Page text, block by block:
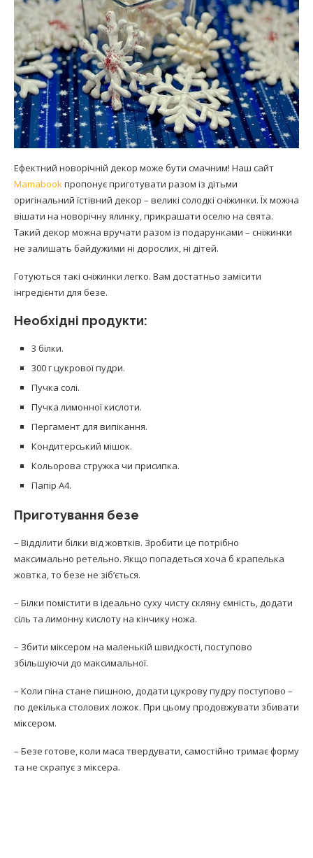
Ефектний новорічній декор може бути смачним! Наш сайт
Mamabook пропонує приготувати разом із дітьми
оригінальний їстівний декор – великі солодкі сніжинки. Їх можна
вішати на новорічну ялинку, прикрашати оселю на свята.
Такий декор можна вручати разом із подарунками – сніжинки
не залишать байдужими ні дорослих, ні дітей.
Готуються такі сніжинки легко. Вам достатньо замісити
інгредієнти для безе.
Необхідні продукти:
3 білки.
300 г цукрової пудри.
Пучка солі.
Пучка лимонної кислоти.
Пергамент для випікання.
Кондитерський мішок.
Кольорова стружка чи присипка.
Папір А4.
Приготування безе
– Відділити білки від жовтків. Зробити це потрібно
максимально ретельно. Якщо попадеться хоча б крапелька
жовтка, то безе не зіб’ється.
– Білки помістити в ідеально суху чисту скляну ємність, додати
сіль та лимонну кислоту на кінчику ножа.
– Збити міксером на маленькій швидкості, поступово
збільшуючи до максимальної.
– Коли піна стане пишною, додати цукрову пудру поступово –
по декілька столових ложок. При цьому продовжувати збивати
міксером.
– Безе готове, коли маса твердувати, самостійно тримає форму
та не скрапує з міксера.